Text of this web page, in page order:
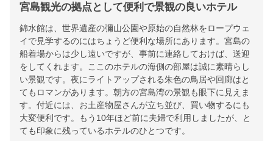
宮島観光の拠点として便利で景観の良いホテル
錦水館は、世界遺産の彌山公園や原始の自然林をロープウェ
イで見学するのにはちょうど便利な場所にあります。宮島の
船着場からは少し遠いですが、事前に連絡しておけば、送迎
をしてくれます。ここのホテルの海側の部屋は誠に素晴らし
い景観です。夜にライトアップされる朱色の鳥居や回廊はと
てもロマンがあります。朝方の宮島湾の景観も眼下に見えま
す。付近には、お土産物屋さんが立ち並び、買い物するにも
大変便利です。もう10年ほど前に夫婦で利用しましたが、と
ても印象に残っているホテルのひとつです。